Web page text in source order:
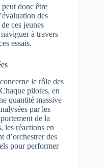
donc être
des
ces jeunes
à travers
essais.
le rôle des
pilotes, en
quantité massive
par les
de la
les réactions en
d’orchestrer des
pour performer